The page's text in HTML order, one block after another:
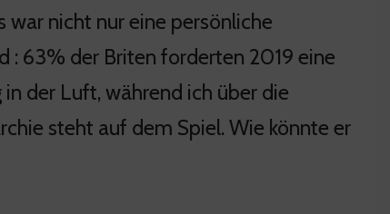
war nicht nur eine persönliche
: 63% der Briten forderten 2019 eine
der Luft, während ich über die
steht auf dem Spiel. Wie könnte er